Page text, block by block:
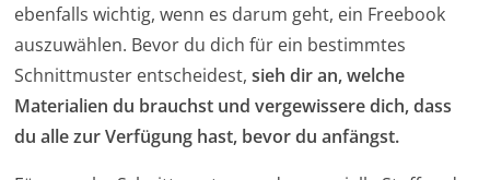
ebenfalls wichtig, wenn es darum geht, ein Freebook
auszuwählen. Bevor du dich für ein bestimmtes
Schnittmuster entscheidest,sieh dir an, welche
Materialien du brauchst und vergewissere dich, dass
du alle zur Verfügung hast, bevor du anfängst.